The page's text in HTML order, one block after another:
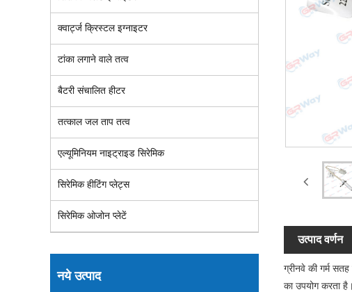
क्वार्ट्ज क्रिस्टल इग्नाइटर
टांका लगाने वाले तत्व
बैटरी संचालित हीटर
तत्काल जल ताप तत्व
एल्यूमिनियम नाइट्राइड सिरेमिक
सिरेमिक हीटिंग प्लेट्स
सिरेमिक ओजोन प्लेटें
नये उत्पाद
उत्पाद वर्णन
ग्रीनवे की गर्म
का उपयोग करता